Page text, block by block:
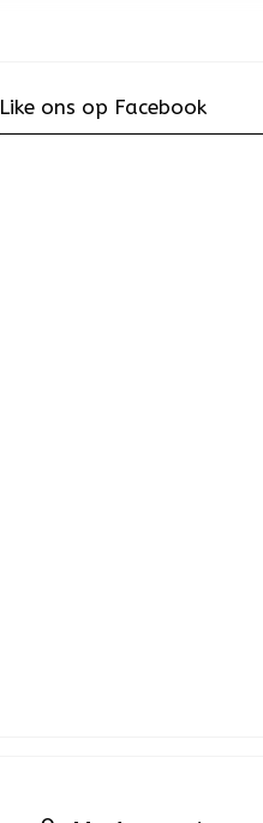
Like ons op Facebook